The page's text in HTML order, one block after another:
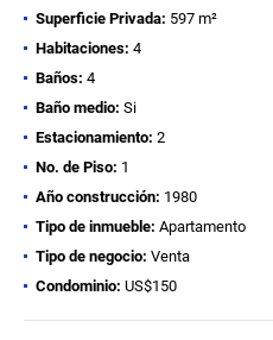
Superficie Privada: 597 m²
Habitaciones: 4
Baños: 4
Baño medio: Si
Estacionamiento: 2
No. de Piso: 1
Año construcción: 1980
Tipo de inmueble: Apartamento
Tipo de negocio: Venta
Condominio: US$150